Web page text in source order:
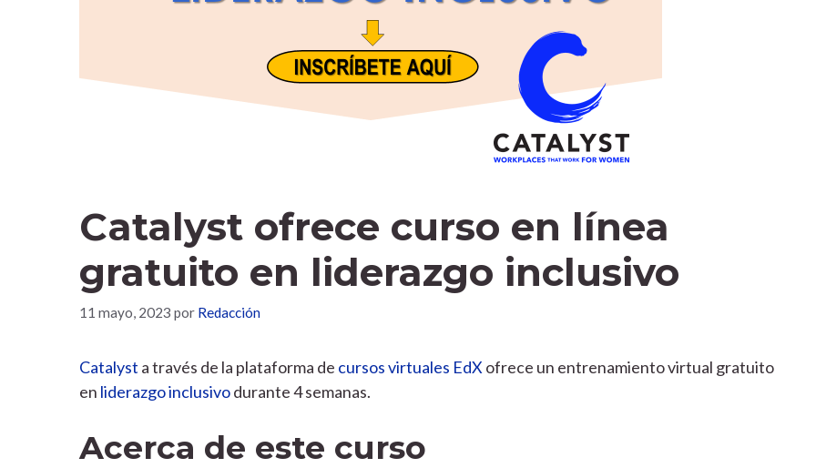
Catalyst ofrece curso en línea
gratuito en liderazgo inclusivo
11 mayo, 2023 por Redacción
Catalyst a través de la plataforma de cursos virtuales EdX ofrece un entrenamiento virtual gratuito
en liderazgo inclusivodurante 4 semanas.
Acerca de este curso